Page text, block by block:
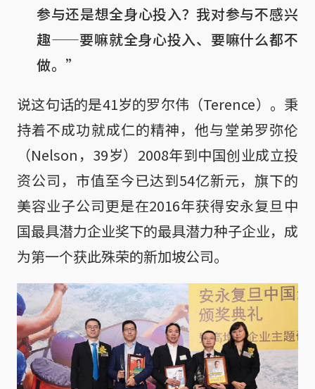
参与还是想全身心投入？我对参与不感兴
趣——要嘛就全身心投入、要嘛什么都不
做。”
说这句话的是41岁的罗尔伟（Terence）。秉
持着不成功就成仁的精神，他与堂弟罗弥伦
（Nelson，39岁）2008年到中国创业成立投
资公司，市值至今已达到54亿新元，旗下的
美容业子公司更是在2016年获得安永复旦中
国最具潜力企业奖下的最具潜力种子企业，成
为第一个获此殊荣的新加坡公司。